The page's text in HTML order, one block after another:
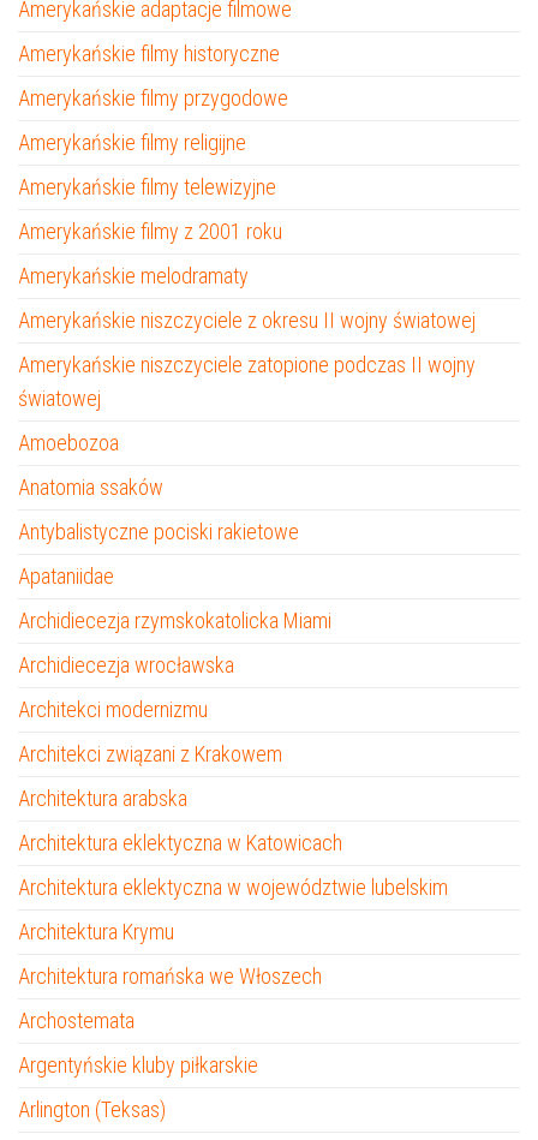
Amerykańskie adaptacje filmowe
Amerykańskie filmy historyczne
Amerykańskie filmy przygodowe
Amerykańskie filmy religijne
Amerykańskie filmy telewizyjne
Amerykańskie filmy z 2001 roku
Amerykańskie melodramaty
Amerykańskie niszczyciele z okresu II wojny światowej
Amerykańskie niszczyciele zatopione podczas II wojny
światowej
Amoebozoa
Anatomia ssaków
Antybalistyczne pociski rakietowe
Apataniidae
Archidiecezja rzymskokatolicka Miami
Archidiecezja wrocławska
Architekci modernizmu
Architekci związani z Krakowem
Architektura arabska
Architektura eklektyczna w Katowicach
Architektura eklektyczna w województwie lubelskim
Architektura Krymu
Architektura romańska we Włoszech
Archostemata
Argentyńskie kluby piłkarskie
Arlington (Teksas)